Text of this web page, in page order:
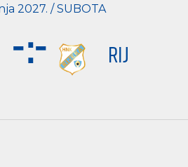
2027. / SUBOTA
-:- RIJ